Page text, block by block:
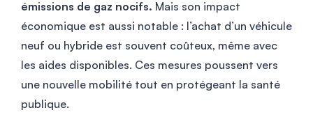
émissions de gaz nocifs. Mais son impact
économique est aussi notable : l’achat d’un véhicule
neuf ou hybride est souvent coûteux, même avec
les aides disponibles. Ces mesures poussent vers
une nouvelle mobilité tout en protégeant la santé
publique.